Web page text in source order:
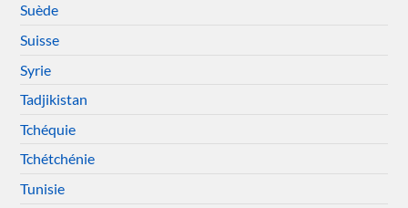
Suède
Suisse
Syrie
Tadjikistan
Tchéquie
Tchétchénie
Tunisie